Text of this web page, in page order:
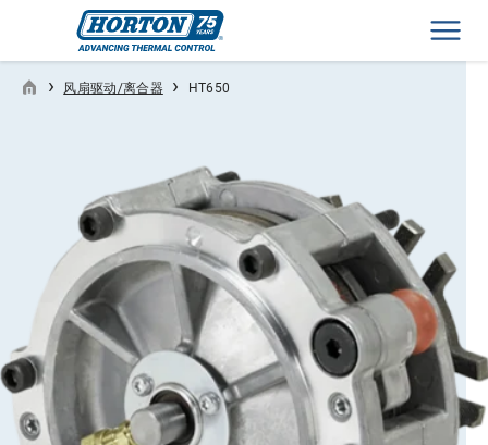
› 风扇驱动/离合器 › HT650